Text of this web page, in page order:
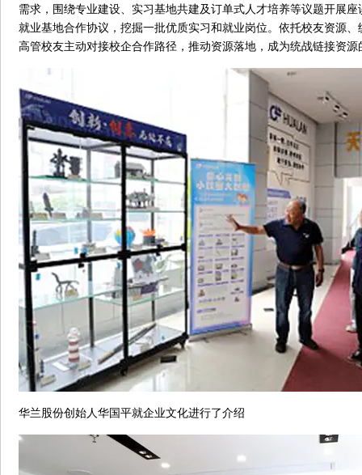
需求，围绕专业建设、实习基地共建及订单式人才培养等议题开展
就业基地合作协议，挖掘一批优质实习和就业岗位。依托校友资源
高管校友主动对接校企合作路径，推动资源落地，成为统战链接资源
华兰股份创始人华国平就企业文化进行了介绍